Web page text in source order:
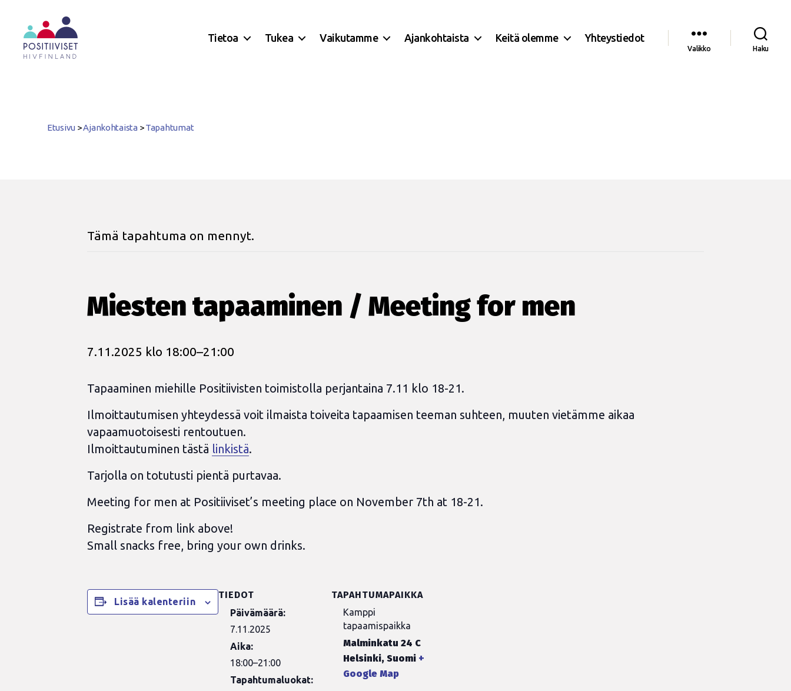
Tietoa Tukea Vaikutamme Ajankohtaista Keitä olemme Yhteystiedot
Valikko Haku
Etusivu >Ajankohtaista >Tapahtumat
Tämä tapahtuma on mennyt.
Miesten tapaaminen / Meeting for men
7.11.2025 klo 18:00–21:00
Tapaaminen miehille Positiivisten toimistolla perjantaina 7.11 klo 18-21.
Ilmoittautumisen yhteydessä voit ilmaista toiveita tapaamisen teeman suhteen, muuten vietämme aikaa
vapaamuotoisesti rentoutuen.
Ilmoittautuminen tästä linkistä.
Tarjolla on totutusti pientä purtavaa.
Meeting for men at Positiiviset’s meeting place on November 7th at 18-21.
Registrate from link above!
Small snacks free, bring your own drinks.
Lisää kalenteriin
TIEDOT
Päivämäärä:
7.11.2025
Aika:
18:00–21:00
Tapahtumaluokat:
TAPAHTUMAPAIKKA
Kamppi
tapaamispaikka
Malminkatu 24 C
Helsinki, Suomi +
Google Map